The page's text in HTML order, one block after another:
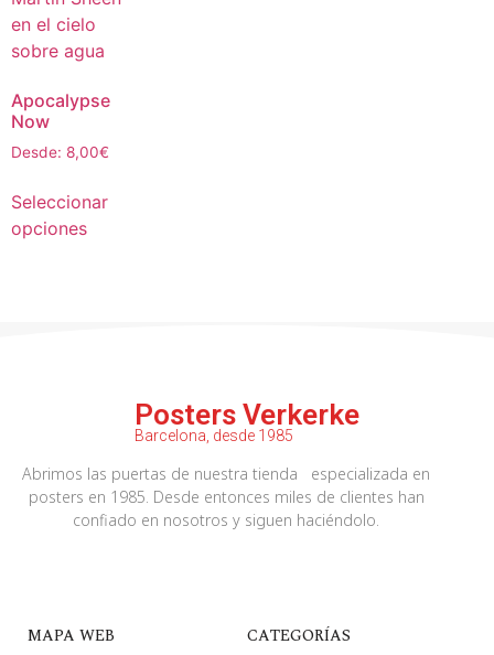
Apocalypse
Now
Desde: 8,00€
Seleccionar
opciones
Posters Verkerke
Barcelona, desde 1985
Abrimos las puertas de nuestra tienda especializada en
posters en 1985. Desde entonces miles de clientes han
confiado en nosotros y siguen haciéndolo.
MAPA WEB CATEGORÍAS